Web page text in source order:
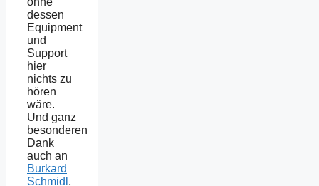
dessen
Equipment
und
Support
hier
nichts zu
hören
wäre.
Und ganz
besonderen
Dank
auch an
Burkard
Schmidl ,